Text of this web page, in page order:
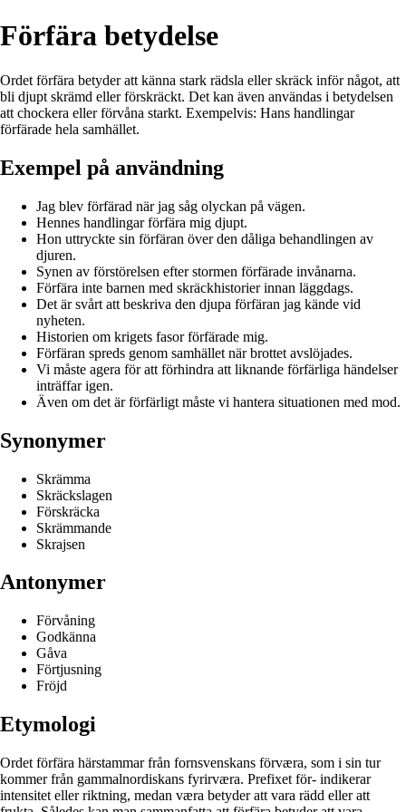
Förfära betydelse
Ordet förfära betyder att känna stark rädsla eller skräck inför något, att
bli djupt skrämd eller förskräckt. Det kan även användas i betydelsen
att chockera eller förvåna starkt. Exempelvis: Hans handlingar
förfärade hela samhället.
Exempel på användning
Jag blev förfärad när jag såg olyckan på vägen.
Hennes handlingar förfära mig djupt.
Hon uttryckte sin förfäran över den dåliga behandlingen av
djuren.
Synen av förstörelsen efter stormen förfärade invånarna.
Förfära inte barnen med skräckhistorier innan läggdags.
Det är svårt att beskriva den djupa förfäran jag kände vid
nyheten.
Historien om krigets fasor förfärade mig.
Förfäran spreds genom samhället när brottet avslöjades.
Vi måste agera för att förhindra att liknande förfärliga händelser
inträffar igen.
Även om det är förfärligt måste vi hantera situationen med mod.
Synonymer
Skrämma
Skräckslagen
Förskräcka
Skrämmande
Skrajsen
Antonymer
Förvåning
Godkänna
Gåva
Förtjusning
Fröjd
Etymologi
Ordet förfära härstammar från fornsvenskans förværa, som i sin tur
kommer från gammalnordiskans fyrirværa. Prefixet för- indikerar
intensitet eller riktning, medan væra betyder att vara rädd eller att